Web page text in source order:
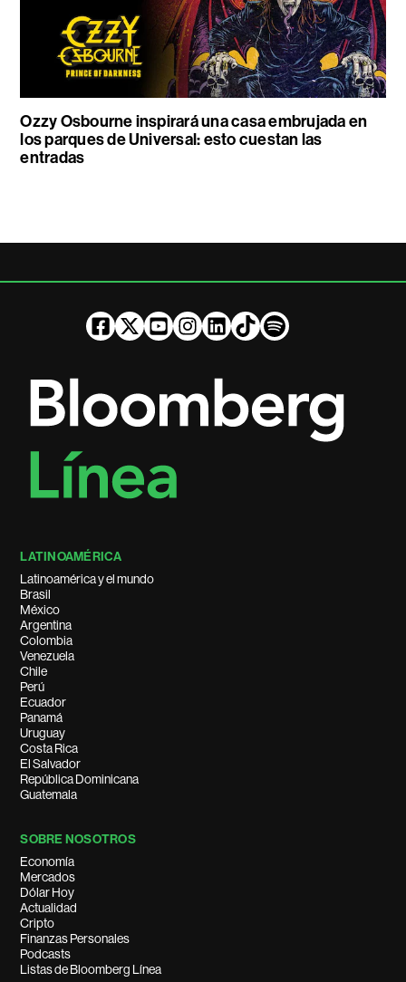
Ozzy Osbourne inspirará una casa embrujada en
los parques de Universal: esto cuestan las
entradas
LATINOAMÉRICA
Latinoamérica y el mundo
Brasil
México
Argentina
Colombia
Venezuela
Chile
Perú
Ecuador
Panamá
Uruguay
Costa Rica
El Salvador
República Dominicana
Guatemala
SOBRE NOSOTROS
Economía
Mercados
Dólar Hoy
Actualidad
Cripto
Finanzas Personales
Podcasts
Listas de Bloomberg Línea